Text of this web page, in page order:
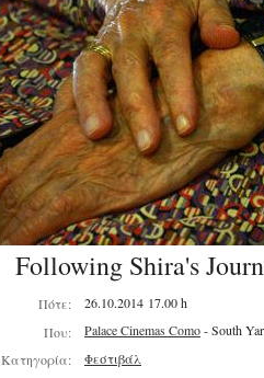
Following Shira's
Πότε:
26.10.2014 17.00 h
Που:
Palace Cinemas Como- South
Κατηγορία:
Φεστιβάλ